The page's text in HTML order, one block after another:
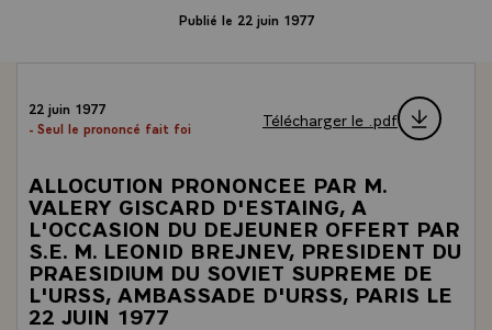
Publié le 22 juin 1977
22 juin 1977
- Seul le prononcé fait foi
Télécharger le .pdf
ALLOCUTION PRONONCEE PAR M.
VALERY GISCARD D'ESTAING, A
L'OCCASION DU DEJEUNER OFFERT PAR
S.E. M. LEONID BREJNEV, PRESIDENT DU
PRAESIDIUM DU SOVIET SUPREME DE
L'URSS, AMBASSADE D'URSS, PARIS LE
22 JUIN 1977